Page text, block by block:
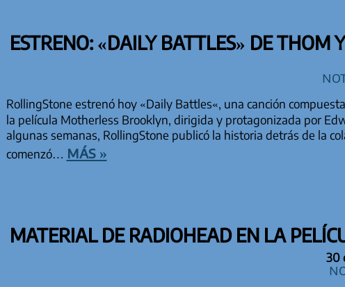
ESTRENO: «DAILY BATTLES» DE THOM
RollingStone estrenó hoy «Daily Battles«, una canción
la película Motherless Brooklyn, dirigida y protagonizada por
algunas semanas, RollingStone publicó la historia detrás de la
comenzó… más »
MATERIAL DE RADIOHEAD EN LA
30